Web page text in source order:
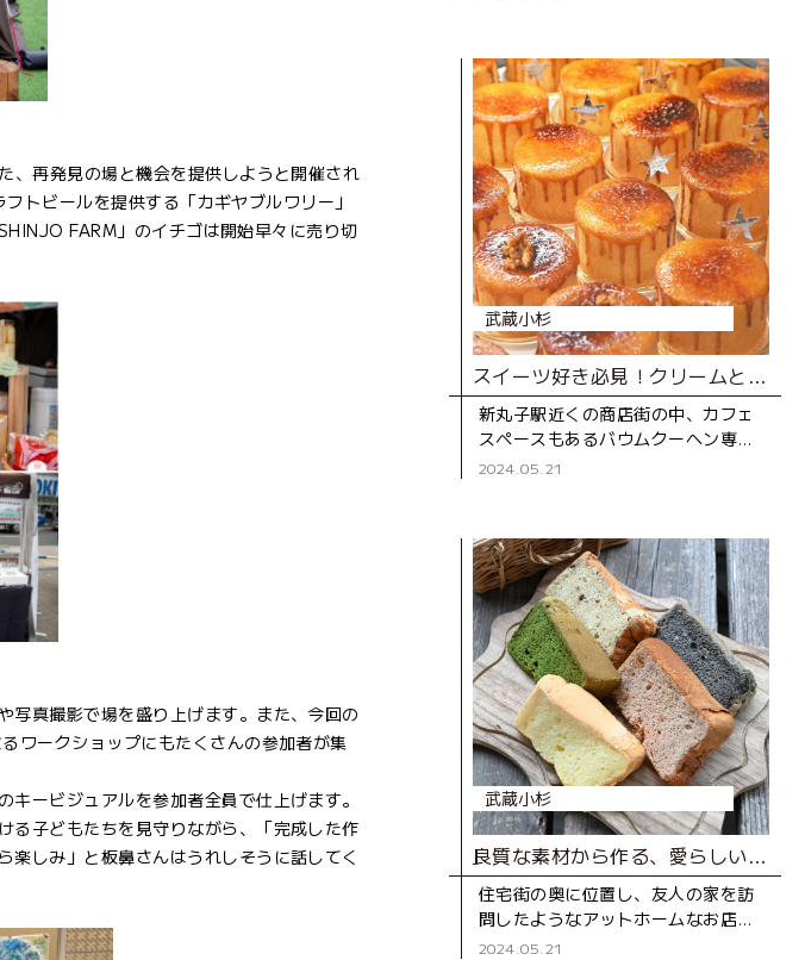
、再発見の場と機会を提供しようと開催され
トビールを提供する「カギヤブルワリー」
FARM」のイチゴは開始早々に売り切
写真撮影で場を盛り上げます。また、今回の
ワークショップにもたくさんの参加者が集
ービジュアルを参加者全員で仕上げます。
る子どもたちを見守りながら、「完成した作
しみ」と板鼻さんはうれしそうに話してく
武蔵小杉
スイーツ好き必見！クリームとろりの進化系バウムクーヘン専門店
新丸子駅近くの商店街の中、カフェ
スペースもあるバウムクーヘン専門
店。 通りを歩いていると、ガラス越
2024.05.21
武蔵小杉
良質な素材から作る、愛らしいシフォンケーキと焼き菓子の店
住宅街の奥に位置し、友人の家を訪
問したようなアットホームなお店
「ベアベア」。 オーナーである
2024.05.21